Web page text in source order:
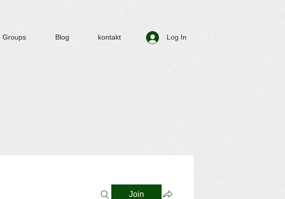
Groups Blog kontakt Log In
Join